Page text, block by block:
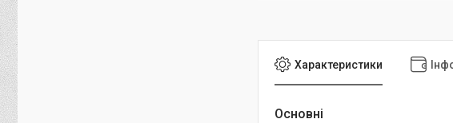
Характеристики
Основні